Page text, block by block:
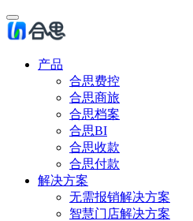
产品
合思费控
合思商旅
合思档案
合思BI
合思收款
合思付款
解决方案
无需报销解决方案
智慧门店解决方案